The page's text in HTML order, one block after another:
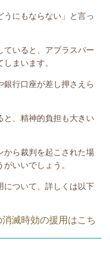
うにもならない」と言っ
ていると、アプラスパー
まいます。
銀行口座が差し押さえら
と、精神的負担も大きい
から裁判を起こされた場
いいでしょう。
について、詳しくは以下
滅時効の援用はこち